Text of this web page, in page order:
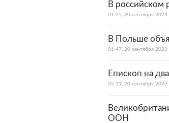
В российском
01:25, 20 сентября 2023
В Польше
01:47, 20 сентября 2023
Епископ на
02:11, 20 сентября 2023
ООН